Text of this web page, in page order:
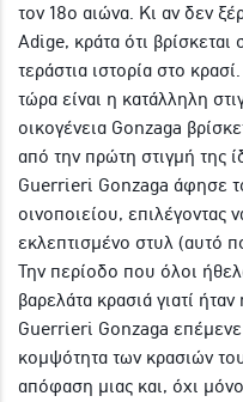
τον 18ο αιώνα. Κι αν δεν
Adige, κράτα ότι βρίσκεται
τεράστια ιστορία στο
τώρα είναι η κατάλληλη
οικογένεια Gonzaga
από την πρώτη στιγμή της
Guerrieri Gonzaga άφησε
οινοποιείου, επιλέγοντας
εκλεπτισμένο στυλ (αυτό
Την περίοδο που όλοι
βαρελάτα κρασιά γιατί
Guerrieri Gonzaga επέμενε
κομψότητα των κρασιών
απόφαση μιας και, όχι